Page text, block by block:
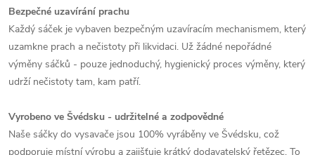
Bezpečné uzavírání prachu
Každý sáček je vybaven bezpečným uzavíracím mechanismem, který
uzamkne prach a nečistoty při likvidaci. Už žádné nepořádné
výměny sáčků - pouze jednoduchý, hygienický proces výměny, který
udrží nečistoty tam, kam patří.
Vyrobeno ve Švédsku - udržitelné a zodpovědné
Naše sáčky do vysavače jsou 100% vyráběny ve Švédsku, což
podporuje místní výrobu a zajišťuje krátký dodavatelský řetězec. To